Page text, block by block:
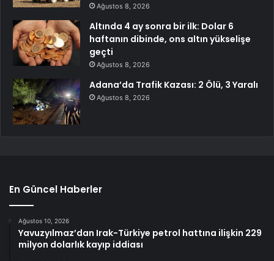
Ağustos 8, 2026
Altında 4 ay sonra bir ilk: Dolar 6
haftanın dibinde, ons altın yükselişe
geçti
Ağustos 8, 2026
Adana’da Trafik Kazası: 2 Ölü, 3 Yaralı
Ağustos 8, 2026
En Güncel Haberler
Ağustos 10, 2026
Yavuzyılmaz’dan Irak-Türkiye petrol hattına ilişkin 229
milyon dolarlık kayıp iddiası